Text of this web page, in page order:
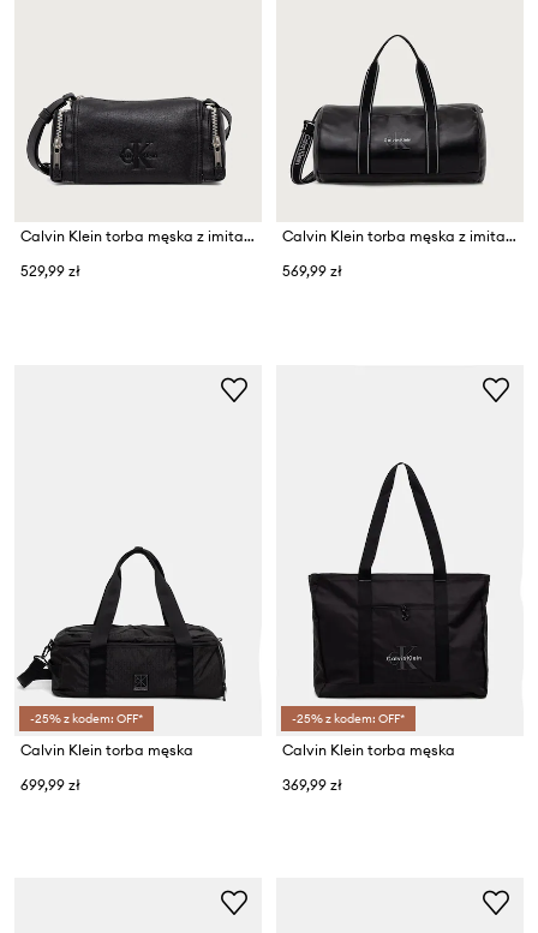
Calvin Klein torba męska z imitacji skóry
529,99 zł
Calvin Klein torba męska z imitacji skóry
569,99 zł
-25% z kodem: OFF*
Calvin Klein torba męska
699,99 zł
-25% z kodem: OFF*
Calvin Klein torba męska
369,99 zł